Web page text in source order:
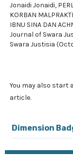
Jonaidi Jonaidi,
KORBAN
IBNU SINA DAN
Journal of Swara
Swara Justisia
You may also start
article.
Dimension